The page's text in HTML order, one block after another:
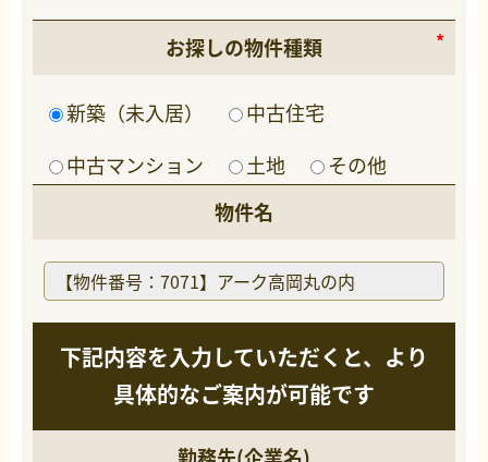
お探しの物件種類
新築（未入居）
中古住宅
中古マンション
土地
その他
物件名
下記内容を入力していただくと、より
具体的なご案内が可能です